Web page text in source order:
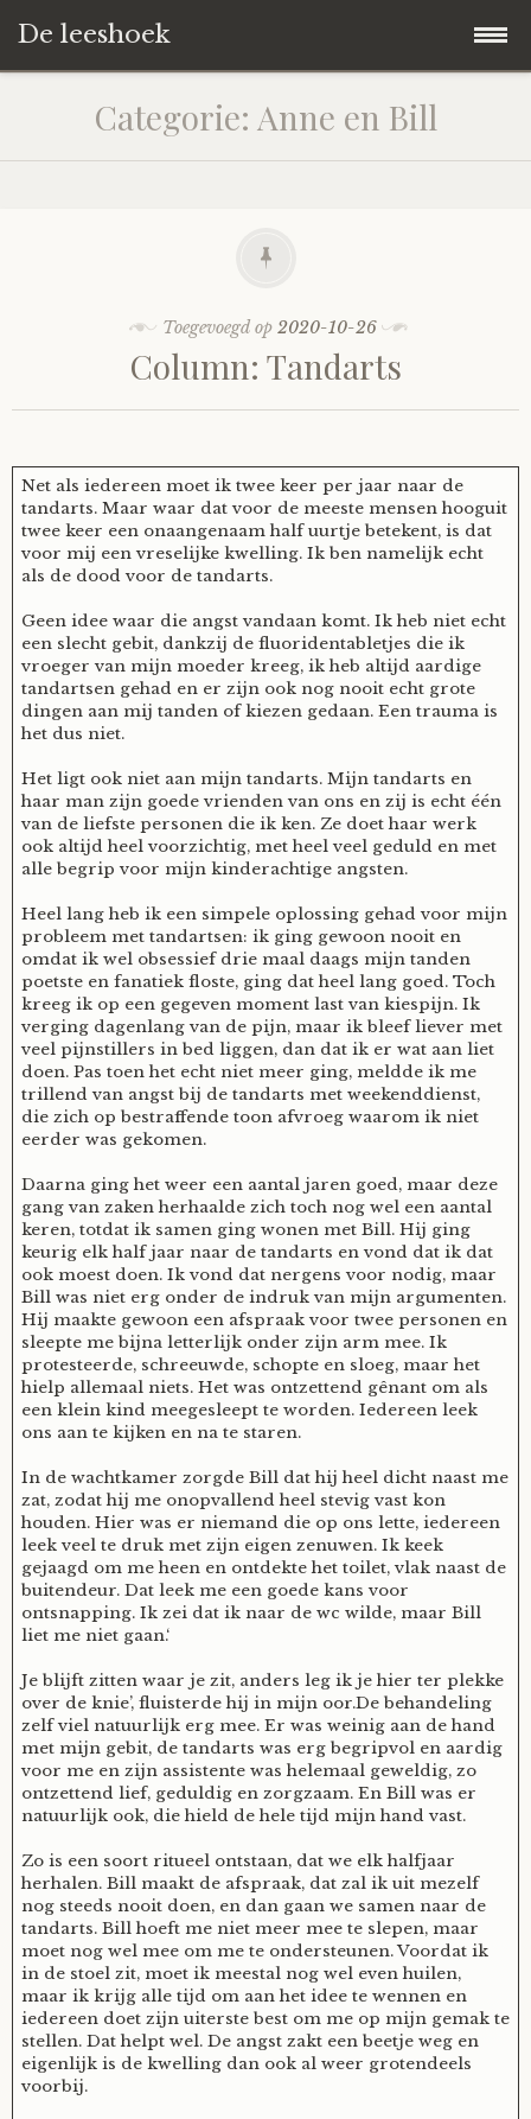
De leeshoek
content
Hoofdpagina
Het Biechthokje
Woordenboek
Adventskalenders
Instrumenten
Op ontdekkingsreis
Posities
Spelletjes
Het hele archief
Hoe krijg je?
Instrumenten
Verhalen van De Leeshoek
Algae
aube
Ben Hands-on
Bill-A-Cook
Björn
Clarity
Diderod
Faith
Fioontje
Henricus
Jack
Johanna
Juliette Stark
Kersje
Lani
Nyncke
Rozemarijn
SirTeddy
Stefan
Sunniva
Switch
Tim-
Verhalen van de HD-site
Verhalen van Anne en Bill
Anne
Bill
Interactieve verhalen
Averechts
Mijn Account
Categorie: Anne en Bill
Toegevoegd op 2020-10-26
Column: Tandarts
Net als iedereen moet ik twee keer per jaar naar de
tandarts. Maar waar dat voor de meeste mensen hooguit
twee keer een onaangenaam half uurtje betekent, is dat
voor mij een vreselijke kwelling. Ik ben namelijk echt
als de dood voor de tandarts.
Geen idee waar die angst vandaan komt. Ik heb niet echt
een slecht gebit, dankzij de fluoridentabletjes die ik
vroeger van mijn moeder kreeg, ik heb altijd aardige
tandartsen gehad en er zijn ook nog nooit echt grote
dingen aan mij tanden of kiezen gedaan. Een trauma is
het dus niet.
Het ligt ook niet aan mijn tandarts. Mijn tandarts en
haar man zijn goede vrienden van ons en zij is echt één
van de liefste personen die ik ken. Ze doet haar werk
ook altijd heel voorzichtig, met heel veel geduld en met
alle begrip voor mijn kinderachtige angsten.
Heel lang heb ik een simpele oplossing gehad voor mijn
probleem met tandartsen: ik ging gewoon nooit en
omdat ik wel obsessief drie maal daags mijn tanden
poetste en fanatiek floste, ging dat heel lang goed. Toch
kreeg ik op een gegeven moment last van kiespijn. Ik
verging dagenlang van de pijn, maar ik bleef liever met
veel pijnstillers in bed liggen, dan dat ik er wat aan liet
doen. Pas toen het echt niet meer ging, meldde ik me
trillend van angst bij de tandarts met weekenddienst,
die zich op bestraffende toon afvroeg waarom ik niet
eerder was gekomen.
Daarna ging het weer een aantal jaren goed, maar deze
gang van zaken herhaalde zich toch nog wel een aantal
keren, totdat ik samen ging wonen met Bill. Hij ging
keurig elk half jaar naar de tandarts en vond dat ik dat
ook moest doen. Ik vond dat nergens voor nodig, maar
Bill was niet erg onder de indruk van mijn argumenten.
Hij maakte gewoon een afspraak voor twee personen en
sleepte me bijna letterlijk onder zijn arm mee. Ik
protesteerde, schreeuwde, schopte en sloeg, maar het
hielp allemaal niets. Het was ontzettend gênant om als
een klein kind meegesleept te worden. Iedereen leek
ons aan te kijken en na te staren.
In de wachtkamer zorgde Bill dat hij heel dicht naast me
zat, zodat hij me onopvallend heel stevig vast kon
houden. Hier was er niemand die op ons lette, iedereen
leek veel te druk met zijn eigen zenuwen. Ik keek
gejaagd om me heen en ontdekte het toilet, vlak naast de
buitendeur. Dat leek me een goede kans voor
ontsnapping. Ik zei dat ik naar de wc wilde, maar Bill
liet me niet gaan.‘
Je blijft zitten waar je zit, anders leg ik je hier ter plekke
over de knie’, fluisterde hij in mijn oor.De behandeling
zelf viel natuurlijk erg mee. Er was weinig aan de hand
met mijn gebit, de tandarts was erg begripvol en aardig
voor me en zijn assistente was helemaal geweldig, zo
ontzettend lief, geduldig en zorgzaam. En Bill was er
natuurlijk ook, die hield de hele tijd mijn hand vast.
Zo is een soort ritueel ontstaan, dat we elk halfjaar
herhalen. Bill maakt de afspraak, dat zal ik uit mezelf
nog steeds nooit doen, en dan gaan we samen naar de
tandarts. Bill hoeft me niet meer mee te slepen, maar
moet nog wel mee om me te ondersteunen. Voordat ik
in de stoel zit, moet ik meestal nog wel even huilen,
maar ik krijg alle tijd om aan het idee te wennen en
iedereen doet zijn uiterste best om me op mijn gemak te
stellen. Dat helpt wel. De angst zakt een beetje weg en
eigenlijk is de kwelling dan ook al weer grotendeels
voorbij.